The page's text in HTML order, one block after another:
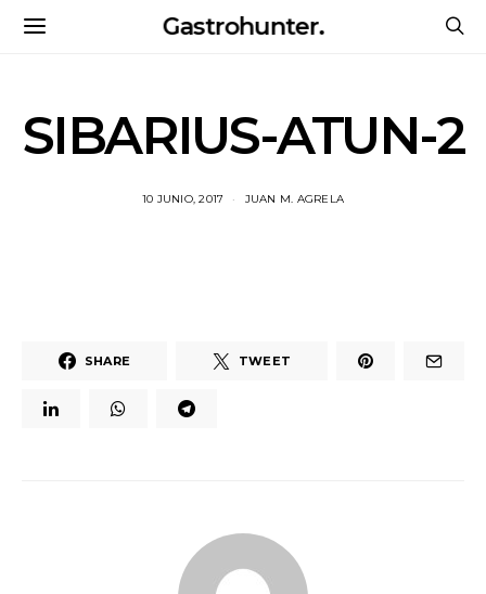
Gastrohunter.
SIBARIUS-ATUN-2
10 JUNIO, 2017 JUAN M. AGRELA
SHARE TWEET